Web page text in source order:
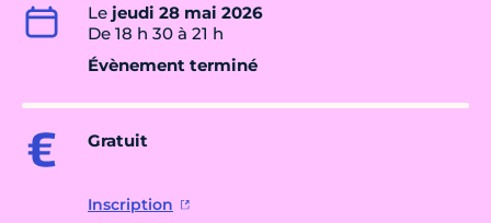
Le jeudi 28 mai 2026
De 18 h 30 à 21 h
Évènement terminé
Gratuit
Inscription